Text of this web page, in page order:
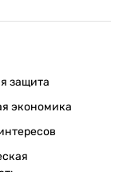
защита
экономика